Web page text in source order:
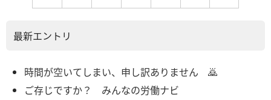
最新エントリ
時間が空いてしまい、申し訳ありません 🙇
ご存じですか？ みんなの労働ナビ